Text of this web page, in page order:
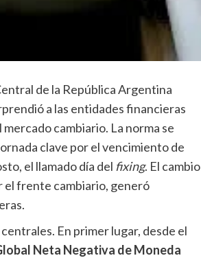
de la República Argentina
a las entidades financieras
cambiario. La norma se
clave por el vencimiento de
el llamado día del fixing. El cambio
el frente cambiario, generó
En primer lugar, desde el
Neta Negativa de Moneda